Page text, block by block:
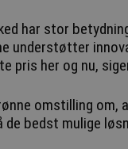
har stor
understøtter
pris her og nu,
omstilling
bedst mulige